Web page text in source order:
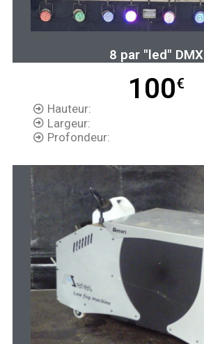
8 par "led" DMX
100€
Hauteur:
Largeur:
Profondeur: